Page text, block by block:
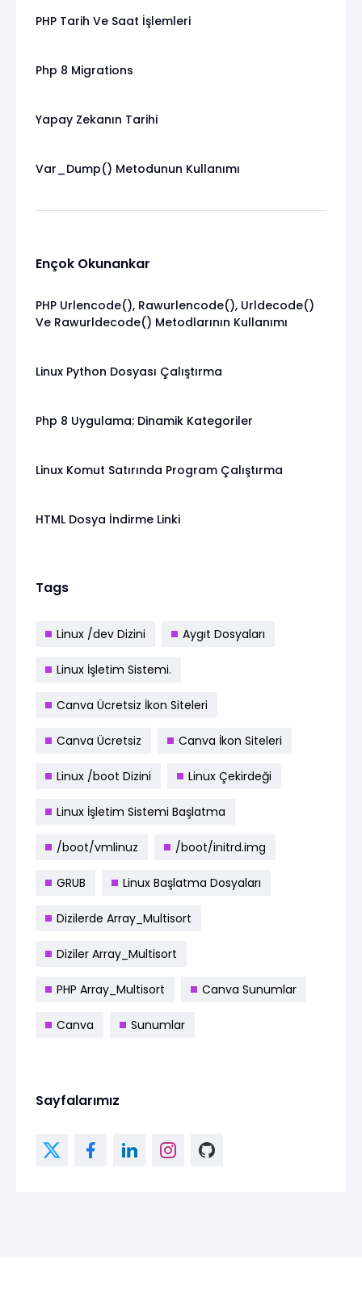
PHP Tarih Ve Saat İşlemleri
Php 8 Migrations
Yapay Zekanın Tarihi
Var_Dump() Metodunun Kullanımı
Ençok Okunankar
PHP Urlencode(), Rawurlencode(), Urldecode()
Ve Rawurldecode() Metodlarının Kullanımı
Linux Python Dosyası Çalıştırma
Php 8 Uygulama: Dinamik Kategoriler
Linux Komut Satırında Program Çalıştırma
HTML Dosya İndirme Linki
Tags
Linux /dev Dizini Aygıt Dosyaları
Linux İşletim Sistemi.
Canva Ücretsiz İkon Siteleri
Canva Ücretsiz Canva İkon Siteleri
Linux /boot Dizini Linux Çekirdeği
Linux İşletim Sistemi Başlatma
/boot/vmlinuz /boot/initrd.img
GRUB Linux Başlatma Dosyaları
Dizilerde Array_Multisort
Diziler Array_Multisort
PHP Array_Multisort Canva Sunumlar
Canva Sunumlar
Sayfalarımız